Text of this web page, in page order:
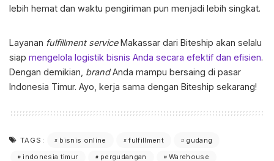
lebih hemat dan waktu pengiriman pun menjadi lebih singkat.
Layanan fulfillment serviceMakassar dari Biteship akan selalu
siap mengelola logistik bisnis Anda secara efektif dan efisien.
Dengan demikian, brandAnda mampu bersaing di pasar
Indonesia Timur. Ayo, kerja sama dengan Biteship sekarang!
TAGS: bisnis online fulfillment
gudang
indonesia timur
pergudangan Warehouse